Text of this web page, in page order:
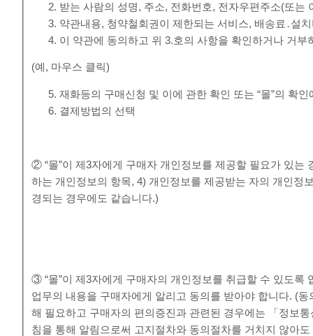
받는 사람의 성명, 주소, 전화번호, 전자우편주소(또는
약관내용, 청약철회권이 제한되는 서비스, 배송료․설
이 약관에 동의하고 위 3.호의 사항을 확인하거나 거부
(예, 마우스 클릭)
재화등의 구매신청 및 이에 관한 확인 또는 “몰”의 확인
결제방법의 선택
② “몰”이 제3자에게 구매자 개인정보를 제공할 필요가 있는
하는 개인정보의 항목, 4) 개인정보를 제공받는 자의 개인정
경되는 경우에도 같습니다.)
③ “몰”이 제3자에게 구매자의 개인정보를 취급할 수 있도
업무의 내용을 구매자에게 알리고 동의를 받아야 합니다. (
해 필요하고 구매자의 편의증진과 관련된 경우에는 「정보
침을 통해 알림으로써 고지절차와 동의절차를 거치지 않아도